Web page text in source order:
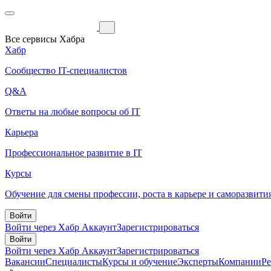
Все сервисы Хабра
Хабр
Сообщество IT-специалистов
Q&A
Ответы на любые вопросы об IT
Карьера
Профессиональное развитие в IT
Курсы
Обучение для смены профессии, роста в карьере и
Войти
Войти через Хабр АккаунтЗарегистрироваться
Войти
Войти через Хабр АккаунтЗарегистрироваться
ВакансииСпециалистыКурсы и обучениеЭкспертыКомпании